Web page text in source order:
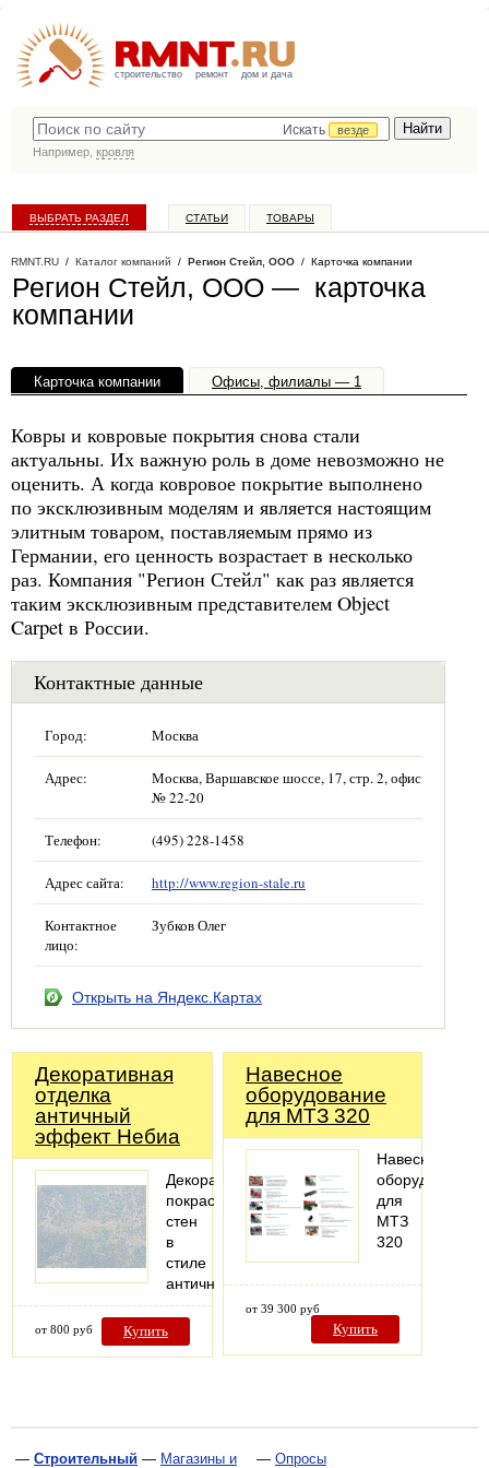
строительство ремонт дом и дача
Искать
везде
Например, кровля
ВЫБРАТЬ РАЗДЕЛ СТАТЬИ ТОВАРЫ
RMNT.RU / Каталог компаний / Регион Стейл, ООО / Карточка компании
Регион Стейл, ООО — карточка
компании
Карточка компании Офисы, филиалы — 1
Ковры и ковровые покрытия снова стали
актуальны. Их важную роль в доме невозможно не
оценить. А когда ковровое покрытие выполнено
по эксклюзивным моделям и является настоящим
элитным товаром, поставляемым прямо из
Германии, его ценность возрастает в несколько
раз. Компания "Регион Стейл" как раз является
таким эксклюзивным представителем Object
Carpet в России.
Контактные данные
Город: Москва
Адрес:
Москва, Варшавское шоссе, 17, стр. 2, офис
№ 22-20
Телефон: (495) 228-1458
Адрес сайта: http://www.region-stale.ru
Контактное
лицо:
Зубков Олег
Открыть на Яндекс.Картах
Декоративная
отделка
античный
эффект Небиа
Декоративная
покраска
стен
в
стиле
античности
от 800 руб Купить
Навесное
оборудование
для МТЗ 320
Навесное
оборудование
для
МТЗ
320
от 39 300 руб
Купить
— Строительный — Магазины и
— Опросы